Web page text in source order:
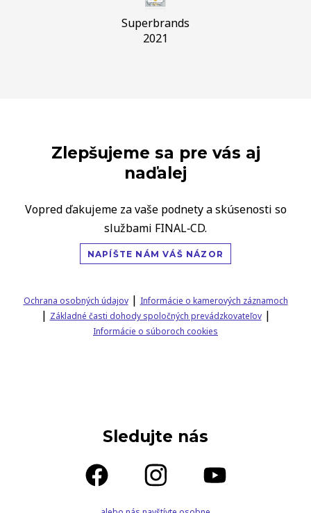
Superbrands
2021
Zlepšujeme sa pre vás aj
naďalej
Vopred ďakujeme za vaše podnety a skúsenosti so
službami FINAL‑CD.
NAPÍŠTE NÁM VÁŠ NÁZOR
Ochrana osobných údajov| Informácie o kamerových záznamoch
| Základné časti dohody spoločných prevádzkovateľov|
Informácie o súboroch cookies
Sledujte nás